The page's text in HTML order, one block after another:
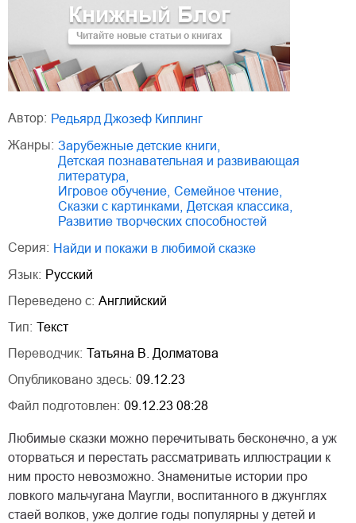
Книжный Блог
Читайте новые статьи о книгах
Автор:
Редьярд Джозеф Киплинг
Жанры:
зарубежные детские книги
детская познавательная и развивающая
литература
игровое обучение
семейное чтение
сказки с картинками
детская классика
развитие творческих способностей
Серия:
Найди и покажи в любимой сказке
Язык: Русский
Переведено с: Английский
Тип: Текст
Переводчик: Татьяна В. Долматова
Опубликовано здесь: 09.12.23
Файл подготовлен: 09.12.23 08:28
Любимые сказки можно перечитывать бесконечно, а уж
оторваться и перестать рассматривать иллюстрации к
ним просто невозможно. Знаменитые истории про
ловкого мальчугана Маугли, воспитанного в джунглях
стаей волков, уже долгие годы популярны у детей и